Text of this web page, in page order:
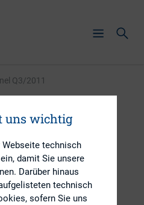
Q3/2011
Q3/2011
uns wichtig
technisch
damit Sie unsere
Darüber hinaus
technisch
sofern Sie uns